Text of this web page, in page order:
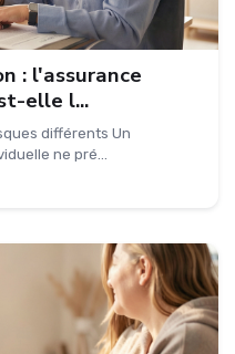
: l'assurance
elle l...
différents Un
ne pré...